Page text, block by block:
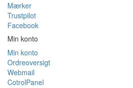
Mærker
Trustpilot
Facebook
Min konto
Min konto
Ordreoversigt
Webmail
CotrolPanel